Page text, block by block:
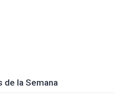
de la Semana